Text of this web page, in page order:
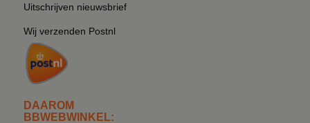
Uitschrijven nieuwsbrief
Wij verzenden Postnl
DAAROM
BBWEBWINKEL: